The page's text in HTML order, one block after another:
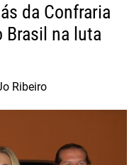
da Confraria
Brasil na luta
Ribeiro